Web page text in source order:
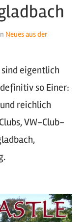
Neues aus der
eigentlich
so Einer:
reichlich
VW-Club-